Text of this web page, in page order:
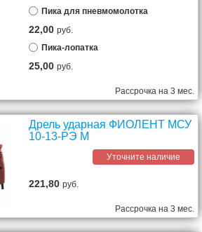
Пика для пневмомолотка
22,00руб.
Пика-лопатка
25,00руб.
Рассрочка на 3 мес.
Дрель ударная ФИОЛЕНТ МСУ
10-13-РЭ М
Уточните наличие
221,80руб.
Рассрочка на 3 мес.